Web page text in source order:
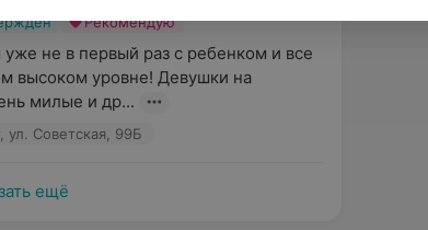
Рекомендую
не в первый раз с ребенком и все
высоком уровне! Девушки на
милые и др...
ул. Советская, 99Б
ещё